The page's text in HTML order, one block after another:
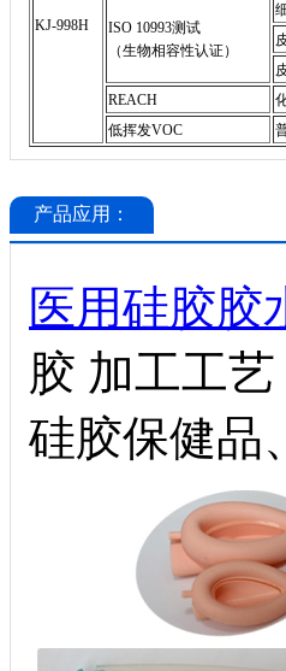
KJ-998H
ISO 10993测试
（生物相容性认证）
REACH
低挥发VOC
产品应用：
医用硅胶胶
胶 加工工
硅胶保健品